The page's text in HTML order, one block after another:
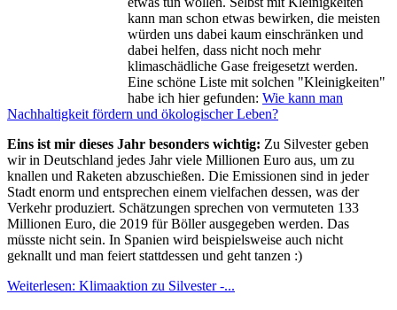
kann man schon etwas bewirken, die meisten
würden uns dabei kaum einschränken und
dabei helfen, dass nicht noch mehr
klimaschädliche Gase freigesetzt werden.
Eine schöne Liste mit solchen "Kleinigkeiten"
habe ich hier gefunden: Wie kann man
Nachhaltigkeit fördern und ökologischer Leben?
Eins ist mir dieses Jahr besonders wichtig: Zu Silvester geben
wir in Deutschland jedes Jahr viele Millionen Euro aus, um zu
knallen und Raketen abzuschießen. Die Emissionen sind in jeder
Stadt enorm und entsprechen einem vielfachen dessen, was der
Verkehr produziert. Schätzungen sprechen von vermuteten 133
Millionen Euro, die 2019 für Böller ausgegeben werden. Das
müsste nicht sein. In Spanien wird beispielsweise auch nicht
geknallt und man feiert stattdessen und geht tanzen :)
Weiterlesen: Klimaaktion zu Silvester -...